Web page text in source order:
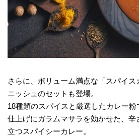
さらに、ボリューム満点な「スパイ
ニッシュのセットも登場。
18種類のスパイスと厳選したカレー粉
仕上げにガラムマサラを効かせた、辛
立つスパイシーカレー。